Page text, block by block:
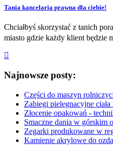
Tania kancelaria prawna dla ciebie!
Chciałbyś skorzystać z tanich
miasto gdzie każdy klient będzie
Najnowsze posty:
Części do maszyn
Zabiegi pielęgnacyjne
Złocenie opakowań -
Smaczne dania w górskim
Zegarki produkowane w
Kamienie akrylowe do